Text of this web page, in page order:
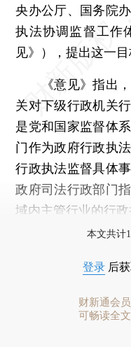
央办公厅、国务院
执法协调监督工作
见》），提出这一目
《意见》指出，
关对下级行政机关
是党和国家监督体
门作为政府行政执
行政执法监督具体
政府司法行政部门
域内主管行业的行政
本文共计
登录 后
财新通会员
可畅读全文